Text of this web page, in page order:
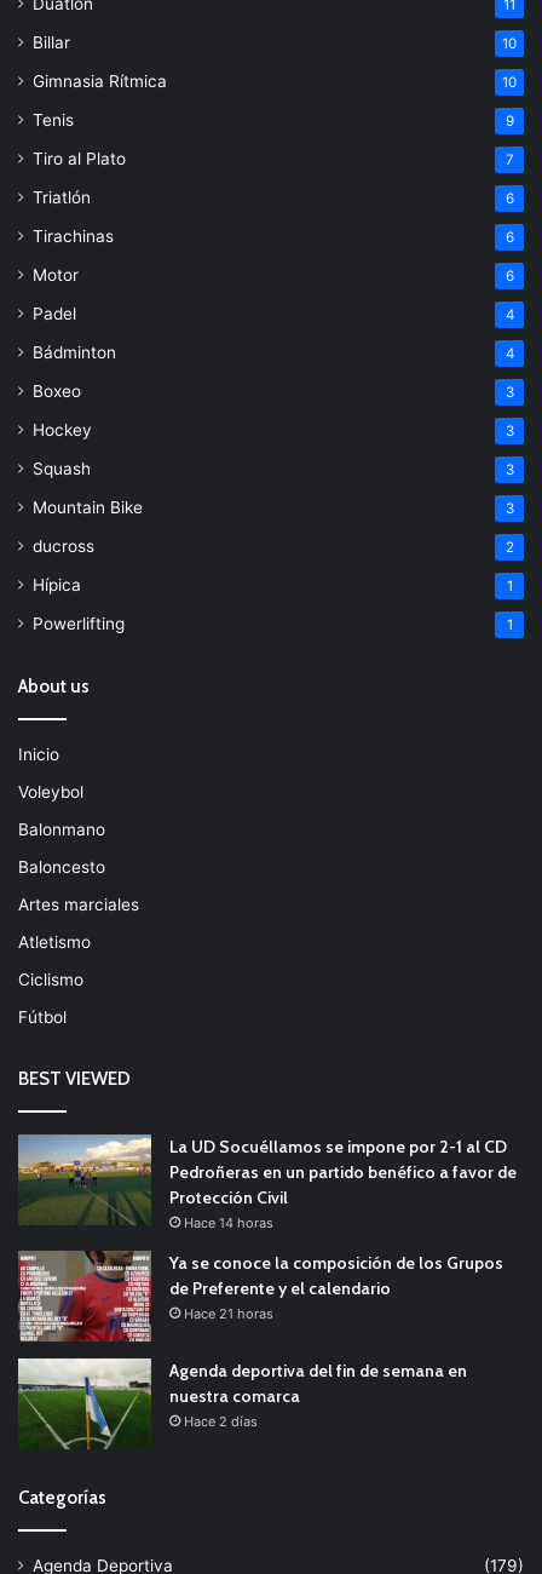
11
Billar 10
Gimnasia Rítmica 10
Tenis 9
Tiro al Plato 7
Triatlón 6
Tirachinas 6
Motor 6
Padel 4
Bádminton 4
Boxeo 3
Hockey 3
Squash 3
Mountain Bike 3
ducross 2
Hípica 1
Powerlifting 1
About us
Inicio
Voleybol
Balonmano
Baloncesto
Artes marciales
Atletismo
Ciclismo
Fútbol
BEST VIEWED
La UD Socuéllamos se impone por 2-1 al CD
Pedroñeras en un partido benéfico a favor de
Protección Civil
Hace 14 horas
Ya se conoce la composición de los Grupos
de Preferente y el calendario
Hace 21 horas
Agenda deportiva del fin de semana en
nuestra comarca
Hace 2 días
Categorías
Agenda Deportiva
(179)